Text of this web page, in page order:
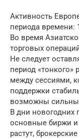
Активность
периода времени:
Во время
торговых
Не следует
период «тонкого»
между сессиями,
поддержки
возможны
В дни новогодних
основные биржи и
растут,